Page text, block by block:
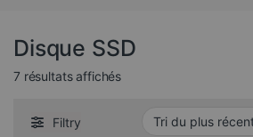
Disque SSD
7 résultats affichésTrié du plus récent au
Filtry